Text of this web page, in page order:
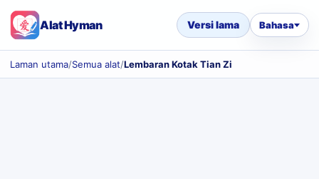
Alat Hyman Versi lama Bahasa
Laman utama/Semua alat/Lembaran Kotak Tian Zi